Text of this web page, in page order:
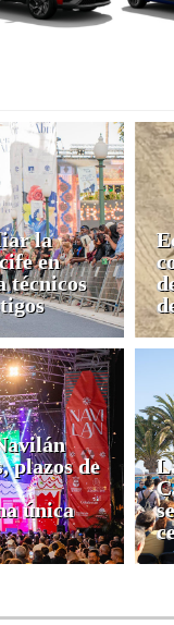
la
en
técnicos
plazos de
única